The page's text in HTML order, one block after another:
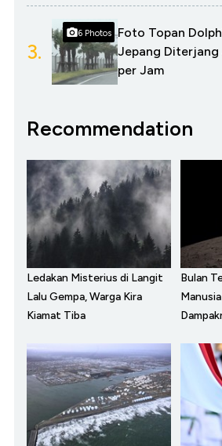
3.
6 Photos
Foto Topan
Jepang Diterjang
per Jam
Recommendation
Ledakan Misterius di Langit
Lalu Gempa, Warga Kira
Kiamat Tiba
Bulan